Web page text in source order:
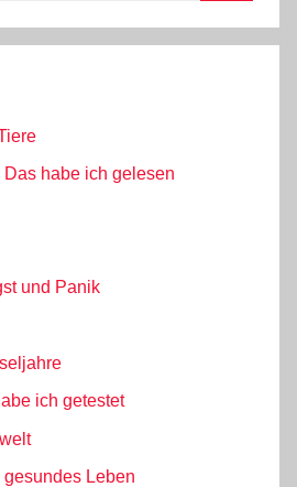
habe ich gelesen
und Panik
ich getestet
Leben